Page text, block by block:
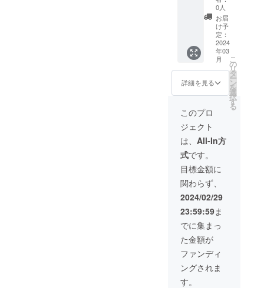
部） ※
手作り
となり
ますの
でサイ
ズは多
少の誤
ざいま
す。ご
ださ
い。 商
品説
明：
メッ
シュ
ラッセ
ル3層構
造の素
材の生
地を使
用。 堅
牢で3層
の厚み
があり
フィッ
トした
装着感
ブル
ラッセ
ル生地
（ポリ
エステ
ル）
メッ
シュ3層
構造繊
維マス
ム紐・
熱圧着
シート
寸法：
（顎〜
鼻）
140mm
（最長
部） ・
幅（片
面）
100mm
（最長
部） ・
高さ
（耳
下）
プの
色、デ
ザイン
は異な
るもの
をお入
れしま
すが同
じもの
備考欄
旨ご記
入くだ
さい。
手作り
のため
実際の
グッズ
とは異
合がご
ざいま
すので
ご了承
くださ
い。
【メル
グッズ
の写真
はイ
メージ
です。
デザイ
ン、色
はお任
せくだ
のため
実際の
グッズ
とは異
なる場
合がご
ざいま
すので
ご了承
くださ
い。
【メル
シーマ
スク】
仕様：
ダブル
ラッセ
ル生
りさま
でも楽
しめる
詰め合
わせ
セット
です。
メル
シーク
ラフト
よりお
礼のお
手紙、
メル
シーマ
スク2色
セッ
ト、猫
ちゃん
レザー
スト
ラップ3
本、メ
ルシー
スピー
カー、
メル
シー
トート
色セッ
ト
（黒、
白） ・
猫ちゃ
んスト
ラップ
×5本 ・
メル
シース
ピー
カー ・
ハスの
花
（ペー
パーク
ラフ
ト） ・
トート
バッグ
メル
シーク
ラフト
グッズ
の詰め
合わせ
セッ
ト！リ
ターン
0人
お届
け予
定：
2024
年03
月
詳細を見る
こ
の
リ
タ
ー
ン
を
選
択
す
る
このプロ
ジェクト
は、 All-In方
式です。
目標金額に
関わらず、
2024/02/29
23:59:59ま
でに集まっ
た金額が
ファンディ
ングされま
す。